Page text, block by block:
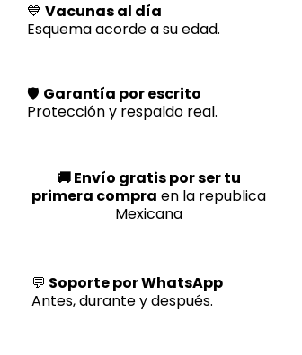
💙 Vacunas al día
Esquema acorde a su edad.
🛡️ Garantía por escrito
Protección y respaldo real.
🚚 Envío gratis por ser tu
primera compra en la republica
Mexicana
💬 Soporte por WhatsApp
Antes, durante y después.